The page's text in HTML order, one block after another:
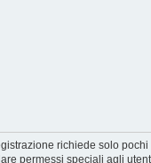
richiede solo
permessi speciali agli